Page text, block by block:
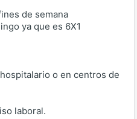
de semana
ya que es 6X1
o en centros de
laboral.